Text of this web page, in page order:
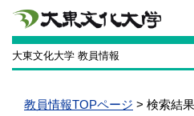
大東文化大学 教員情報
教員情報TOPページ > 検索結